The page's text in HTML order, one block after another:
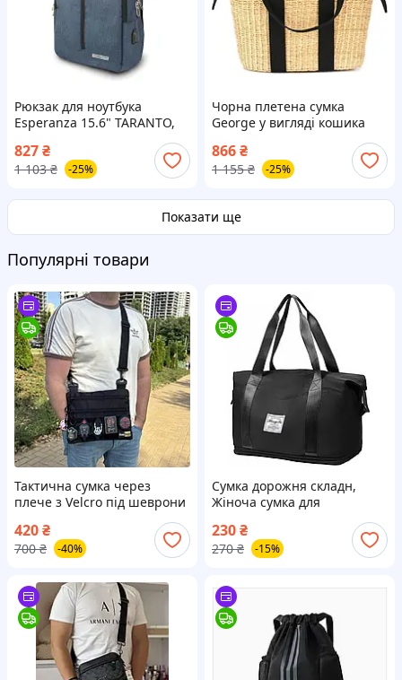
Рюкзак для ноутбука
Esperanza 15.6" TARANTO,
827₴
1 103 ₴ -25%
Чорна плетена сумка
George у вигляді кошика
866₴
1 155 ₴ -25%
Показати ще
Популярні товари
Тактична сумка через
плече з Velcro під шеврони
відділеннями, Оксфорд
420₴
700 ₴ -40%
Сумка дорожня складн,
Жіноча сумка для
подорожей чорна, Сумка
спортивна жіноча
230₴
270 ₴ -15%